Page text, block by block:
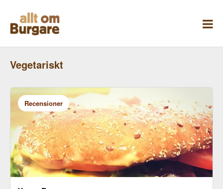
innehåll
Vegetariskt
Recensioner